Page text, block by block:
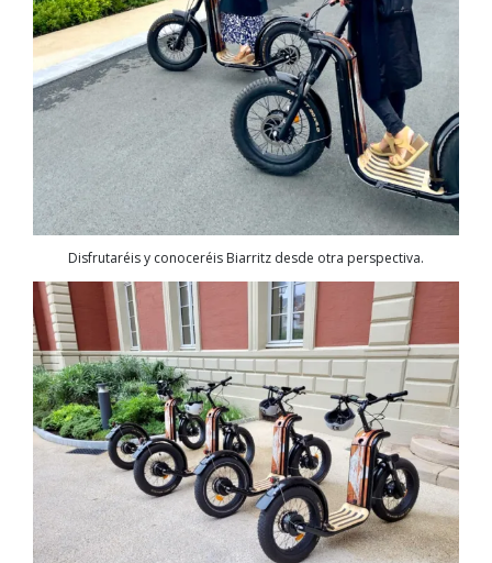
Disfrutaréis y conoceréis Biarritz desde otra perspectiva.